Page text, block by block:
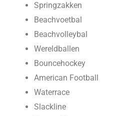
Springzakken
Beachvoetbal
Beachvolleybal
Wereldballen
Bouncehockey
American Football
Waterrace
Slackline